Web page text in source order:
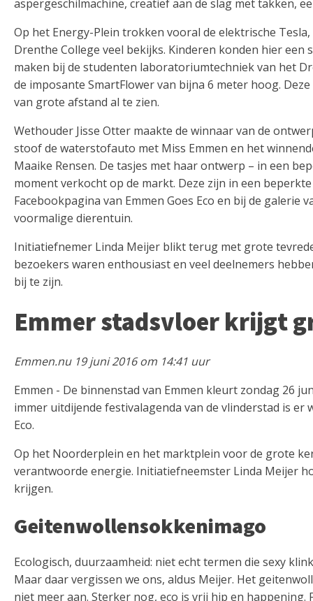
aspergeschilmachine, creatief aan de slag met takken,
Op het Energy-Plein trokken vooral de elektrische
Drenthe College veel bekijks. Kinderen konden hier
maken bij de studenten laboratoriumtechniek van het
de imposante SmartFlower van bijna 6 meter hoog.
van grote afstand al te zien.
Wethouder Jisse Otter maakte de winnaar van de
stoof de waterstofauto met Miss Emmen en het
Maaike Rensen. De tasjes met haar ontwerp – in een
moment verkocht op de markt. Deze zijn in een
Facebookpagina van Emmen Goes Eco en bij de
voormalige dierentuin.
Initiatiefnemer Linda Meijer blikt terug met grote
bezoekers waren enthousiast en veel deelnemers
bij te zijn.
Emmer stadsvloer krijgt
Emmen.nu 19 juni 2016 om 14:41 uur
Emmen - De binnenstad van Emmen kleurt zondag 26
immer uitdijende festivalagenda van de vlinderstad is er
Eco.
Op het Noorderplein en het marktplein voor de grote
verantwoorde energie. Initiatiefneemster Linda Meijer
krijgen.
Geitenwollensokkenimago
Ecologisch, duurzaamheid: niet echt termen die sexy
Maar daar vergissen we ons, aldus Meijer. Het
niet meer aan. Sterker nog, eco is vrij hip en